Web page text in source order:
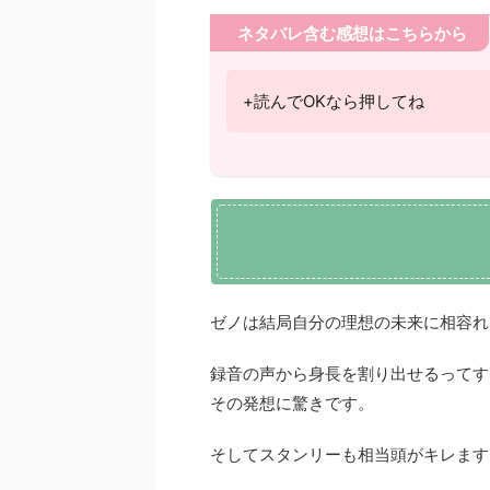
ネタバレ含む感想はこちらから
+読んでOKなら押してね
ゼノは結局自分の理想の未来に相容
録音の声から身長を割り出せるって
その発想に驚きです。
そしてスタンリーも相当頭がキレま